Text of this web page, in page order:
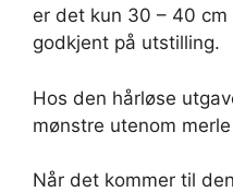
er det kun 30 – 40
godkjent på utstilling.
Hos den hårløse
mønstre utenom
Når det kommer til